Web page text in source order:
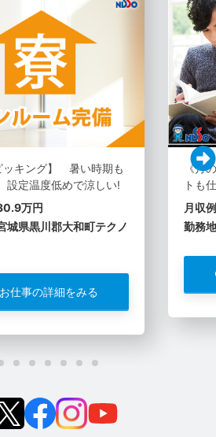
ッキング】 暑い時期も
定温度低めで涼しい!
万円
城県黒川郡大和町テクノ
お仕事の詳細をみる
《月
トも
月収
勤務